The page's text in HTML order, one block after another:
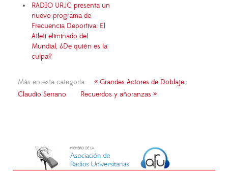
RADIO URJC presenta un
nuevo programa de
Frecuencia Deportiva: El
Atleti eliminado del
Mundial, ¿De quién es la
culpa?
Más en esta categoría:
« Grandes Actores de Doblaje:
Claudio Serrano
Recuerdos y añoranzas »